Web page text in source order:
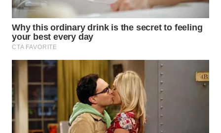
WN DELI
SERDANG
WN
TINGGI
PAKPAK